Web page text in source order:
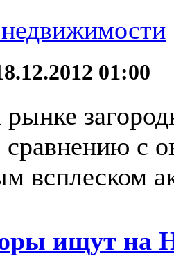
01:00
с
всплеском
ищут на